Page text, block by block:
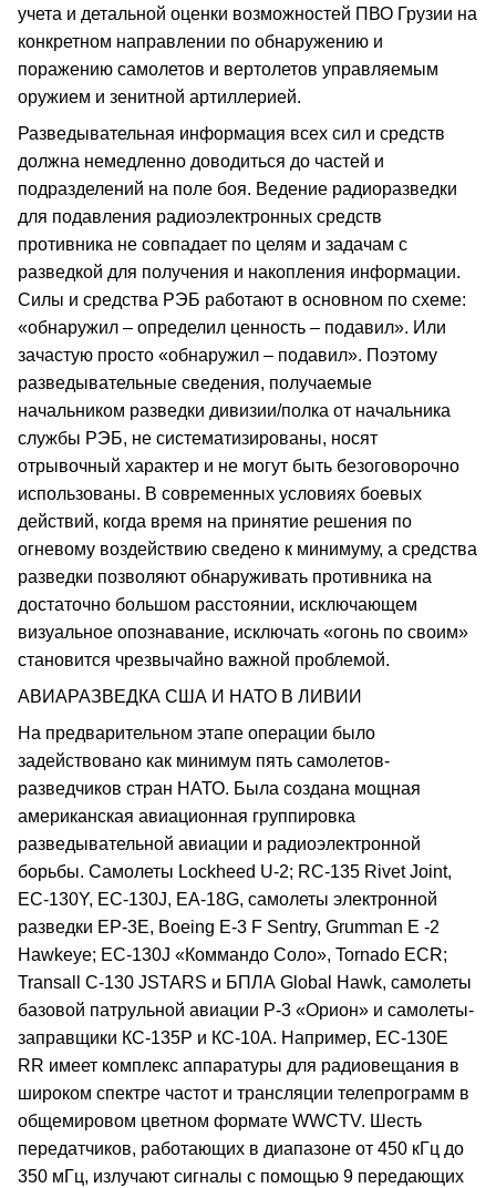
учета и детальной оценки возможностей ПВО Грузии на
конкретном направлении по обнаружению и
поражению самолетов и вертолетов управляемым
оружием и зенитной артиллерией.
Разведывательная информация всех сил и средств
должна немедленно доводиться до частей и
подразделений на поле боя. Ведение радиоразведки
для подавления радиоэлектронных средств
противника не совпадает по целям и задачам с
разведкой для получения и накопления информации.
Силы и средства РЭБ работают в основном по схеме:
«обнаружил – определил ценность – подавил». Или
зачастую просто «обнаружил – подавил». Поэтому
разведывательные сведения, получаемые
начальником разведки дивизии/полка от начальника
службы РЭБ, не систематизированы, носят
отрывочный характер и не могут быть безоговорочно
использованы. В современных условиях боевых
действий, когда время на принятие решения по
огневому воздействию сведено к минимуму, а средства
разведки позволяют обнаруживать противника на
достаточно большом расстоянии, исключающем
визуальное опознавание, исключать «огонь по своим»
становится чрезвычайно важной проблемой.
АВИАРАЗВЕДКА США И НАТО В ЛИВИИ
На предварительном этапе операции было
задействовано как минимум пять самолетов-
разведчиков стран НАТО. Была создана мощная
американская авиационная группировка
разведывательной авиации и радиоэлектронной
борьбы. Самолеты Lockheed U-2; RC-135 Rivet Joint,
EC-130Y, EC-130J, EA-18G, самолеты электронной
разведки ЕР-3Е, Boeing E-3 F Sentry, Grumman E -2
Hawkeye; EC-130J «Коммандо Соло», Tornado ECR;
Transall C-130 JSTARS и БПЛА Global Hawk, самолеты
базовой патрульной авиации Р-3 «Орион» и самолеты-
заправщики КС-135Р и КС-10А. Например, ЕС-130Е
RR имеет комплекс аппаратуры для радиовещания в
широком спектре частот и трансляции телепрограмм в
общемировом цветном формате WWCTV. Шесть
передатчиков, работающих в диапазоне от 450 кГц до
350 мГц, излучают сигналы с помощью 9 передающих